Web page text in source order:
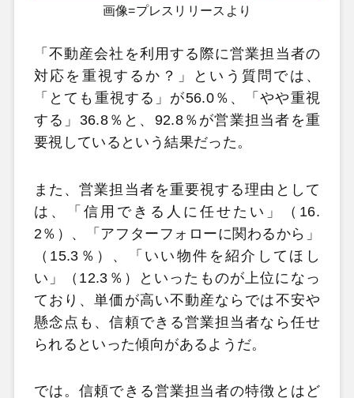
画像=プレスリリースより
「不動産会社を利用する際に営業担当者の
対応を重視するか？」という質問では、
「とても重視する」が56.0％、「やや重視
する」36.8％と、92.8％が営業担当者を重
要視しているという結果だった。
また、営業担当者を重要視する理由として
は、「信用できる人に任せたい」（16.
2％）、「アフターフォローに関わるから」
（15.3％）、「いい物件を紹介してほし
い」（12.3％）といったものが上位になっ
ており、単価が高い不動産ならでは不安や
懸念点も、信頼できる営業担当者なら任せ
られるといった傾向があるようだ。
では。信頼できる営業担当者の特徴とはど